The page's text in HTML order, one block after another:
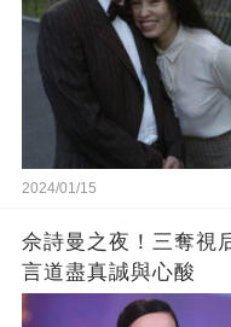
2024/01/15
佘詩曼之夜！三奪視
言道盡真誠與心酸